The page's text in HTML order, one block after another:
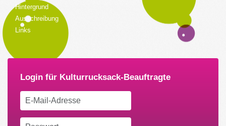
Hintergrund
Ausschreibung
Links